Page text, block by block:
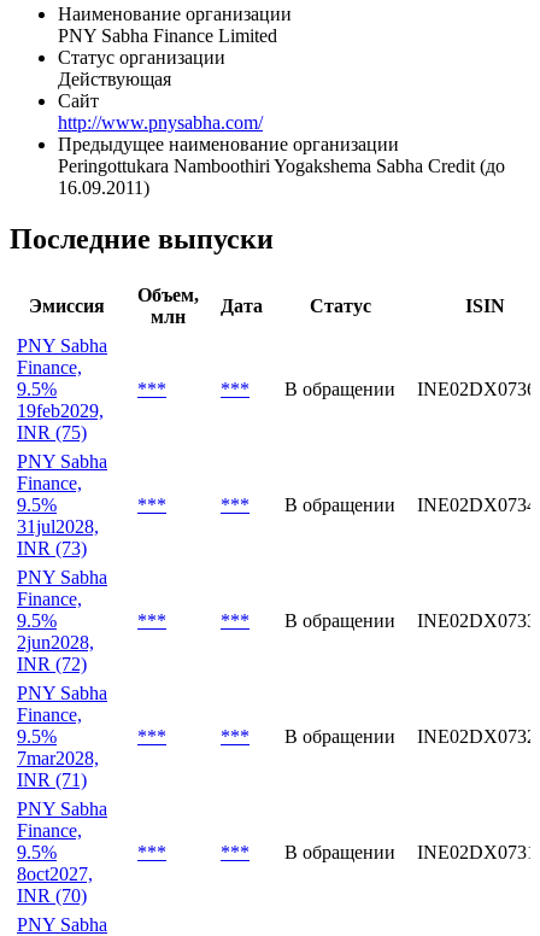
Наименование организации
PNY Sabha Finance Limited
Статус организации
Действующая
Сайт
http://www.pnysabha.com/
Предыдущее наименование организации
Peringottukara Namboothiri Yogakshema Sabha Credit (до
16.09.2011)
Последние выпуски
Эмиссия
Объем,
млн
Дата Статус
ISIN
PNY Sabha
Finance,
9.5%
19feb2029,
INR (75)
*** *** В обращении
PNY Sabha
Finance,
9.5%
31jul2028,
INR (73)
*** *** В обращении
PNY Sabha
Finance,
9.5%
2jun2028,
INR (72)
*** *** В обращении
PNY Sabha
Finance,
9.5%
7mar2028,
INR (71)
*** *** В обращении
PNY Sabha
Finance,
9.5%
8oct2027,
INR (70)
*** *** В обращении
PNY Sabha